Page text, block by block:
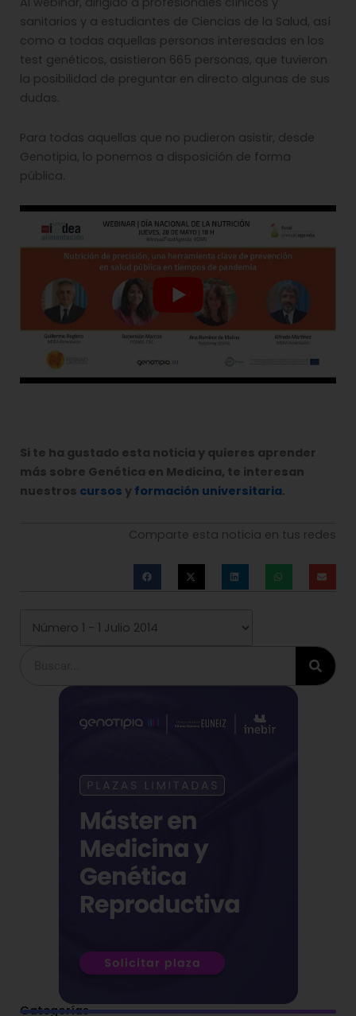
sanitarios y a estudiantes de Ciencias de la Salud, así
como a todas aquellas personas interesadas en los
test genéticos, asistieron 665 personas, que tuvieron
la posibilidad de preguntar en directo algunas de sus
dudas.
Para todas aquellas que no pudieron asistir, desde
Genotipia, lo ponemos a disposición de forma
pública.
Si te ha gustado esta noticia y quieres aprender
más sobre Genética en Medicina, te interesan
nuestros cursos y formación universitaria.
Comparte esta noticia en tus redes
Categorías